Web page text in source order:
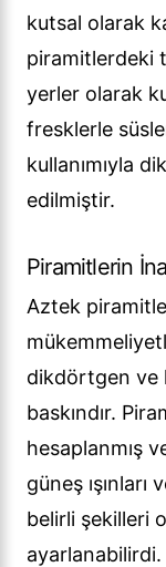
kutsal olarak
piramitlerdeki
yerler olarak
fresklerle
kullanımıyla
edilmiştir.
Piramitlerin
Aztek
dikdörtgen ve
baskındır.
hesaplanmış
güneş
belirli şekilleri
ayarlanabilirdi.